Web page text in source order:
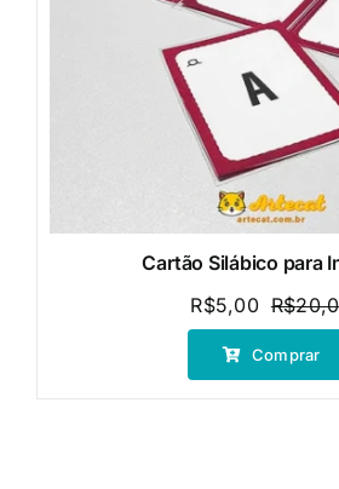
Cartão Silábico para
R$
R$5,00
Comprar